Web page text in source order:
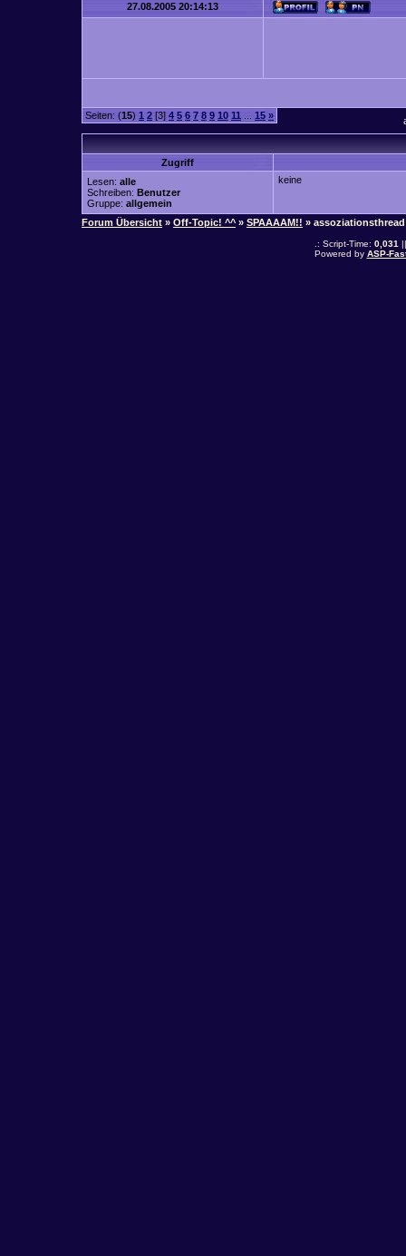
27.08.2005 20:14:13
Seiten: (15) 1 2 [3] 4 5 6 7 8 9 10 11 15 »
Zugriff
Lesen: alle
Schreiben: Benutzer
Gruppe: allgemein
keine
Forum Übersicht » Off-Topic! ^^ » SPAAAAM!! » assoziationsthread
.: Script-Time: 0,031
Powered by ASP-